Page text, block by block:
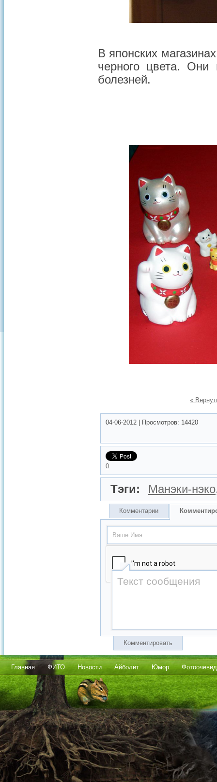
В японских
черного цвета.
болезней.
«
04-06-2012 | Просмотров: 14420
0
Тэги: Манэки-нэко
Комментарии
Комментировать
Главная ФИТО Новости Айболит Юмор